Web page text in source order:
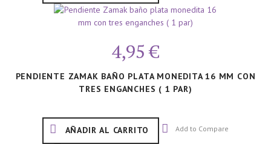
4,95 €
PENDIENTE ZAMAK BAÑO PLATA MONEDITA 16 MM CON
TRES ENGANCHES ( 1 PAR)
AÑADIR AL CARRITO Add to Compare